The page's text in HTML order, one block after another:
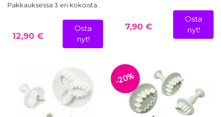
Pakkauksessa 3 eri kokoista…
12,90 €
Osta
nyt!
7,90 €
Osta
nyt!
-20%